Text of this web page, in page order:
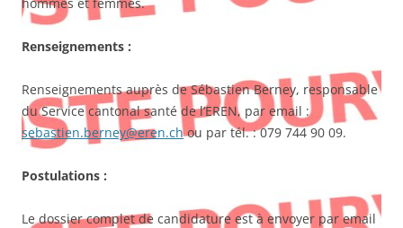
Renseignements :
Renseignements auprès de Sébastien Berney, responsable
du Service cantonal santé de l’EREN, par email :
sebastien.berney@eren.chou par tél. : 079 744 90 09.
Postulations :
Le dossier complet de candidature est à envoyer par email